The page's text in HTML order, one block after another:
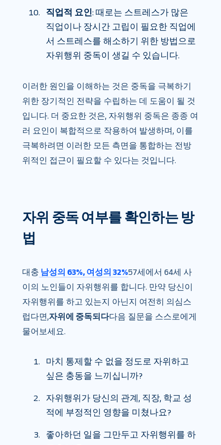
직업적 요인: 때로는 스트레스가 많은
직업이나 장시간 고립이 필요한 직업에
서 스트레스를 해소하기 위한 방법으로
자위행위 중독이 생길 수 있습니다.
이러한 원인을 이해하는 것은 중독을 극복하기
위한 장기적인 전략을 수립하는 데 도움이 될 것
입니다. 더 중요한 것은, 자위행위 중독은 종종 여
러 요인이 복합적으로 작용하여 발생하며, 이를
극복하려면 이러한 모든 측면을 통합하는 전방
위적인 접근이 필요할 수 있다는 것입니다.
자위 중독 여부를 확인하는 방
법
대충 남성의 63%, 여성의 32%57세에서 64세 사
이의 노인들이 자위행위를 합니다. 만약 당신이
자위행위를 하고 있는지 아닌지 여전히 의심스
럽다면,자위에 중독되다다음 질문을 스스로에게
물어보세요.
마치 통제할 수 없을 정도로 자위하고
싶은 충동을 느끼십니까?
자위행위가 당신의 관계, 직장, 학교 성
적에 부정적인 영향을 미쳤나요?
좋아하던 일을 그만두고 자위행위를 하